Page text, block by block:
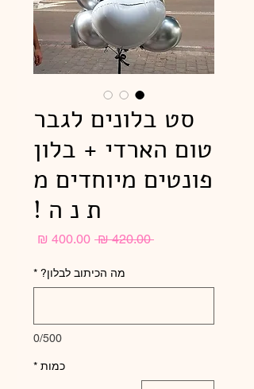
סט בלונים לגבר
טום הארדי + בלון
פונטים מיוחדים מ
ת נ ה !
‏420.00 ‏₪
מחיר
מה הכיתוב לבלון? *
0/500
כמות *